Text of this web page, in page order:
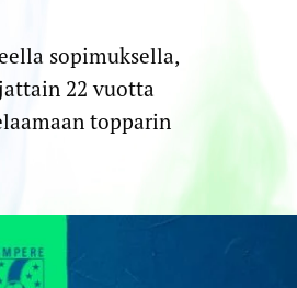
sopimuksella,
22 vuotta
topparin